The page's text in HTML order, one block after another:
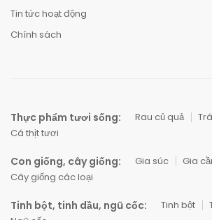
Tin tức hoạt động
Chính sách
Thực phẩm tươi sống: Rau củ quả
Cá thịt tươi
Con giống, cây giống: Gia súc Gia
Cây giống các loại
Tinh bột, tinh dầu, ngũ cốc: Tinh bột